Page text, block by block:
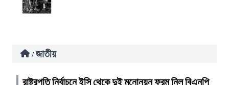
/ জাতীয়
রাষ্ট্রপতি নির্বাচনে ইসি থেকে দুই মনোনয়ন ফরম নিল বিএনপি